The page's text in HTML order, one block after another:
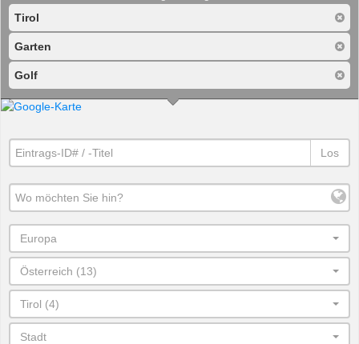
Tirol
Garten
Golf
Los
Europa
Österreich (13)
Tirol (4)
Stadt